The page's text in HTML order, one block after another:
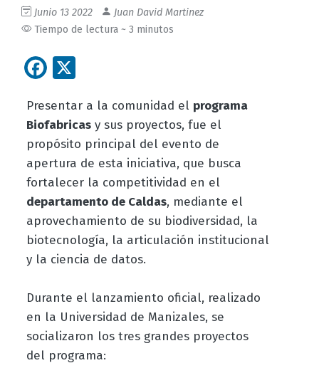
Junio 13 2022
Juan David Martinez
Tiempo de lectura ~ 3 minutos
Facebook
Presentar a la comunidad el programa
Biofabricasy sus proyectos, fue el
propósito principal del evento de
apertura de esta iniciativa, que busca
fortalecer la competitividad en el
departamento de Caldas, mediante el
aprovechamiento de su biodiversidad, la
biotecnología, la articulación institucional
y la ciencia de datos.
Durante el lanzamiento oficial, realizado
en la Universidad de Manizales, se
socializaron los tres grandes proyectos
del programa: